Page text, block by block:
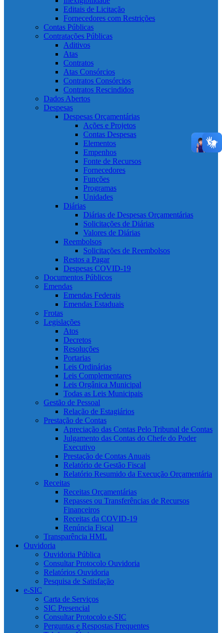
Editais de Licitação
Fornecedores com Restrições
Contas Públicas
Contratações Públicas
Aditivos
Atas
Contratos
Atas Consórcios
Contratos Consórcios
Contratos Rescindidos
Dados Abertos
Despesas
Despesas Orçamentárias
Ações e Projetos
Contas Despesas
Elementos
Empenhos
Fonte de Recursos
Fornecedores
Funções
Programas
Unidades
Diárias
Diárias de Despesas Orçamentárias
Solicitações de Diárias
Valores de Diárias
Reembolsos
Solicitações de Reembolsos
Restos a Pagar
Despesas COVID-19
Documentos Públicos
Emendas
Emendas Federais
Emendas Estaduais
Frotas
Legislações
Atos
Decretos
Resoluções
Portarias
Leis Ordinárias
Leis Complementares
Leis Orgânica Municipal
Todas as Leis Municipais
Gestão de Pessoal
Relação de Estagiários
Prestação de Contas
Apreciação das Contas Pelo Tribunal de Contas
Julgamento das Contas do Chefe do Poder
Executivo
Prestação de Contas Anuais
Relatório de Gestão Fiscal
Relatório Resumido da Execução Orçamentária
Receitas
Receitas Orçamentárias
Repasses ou Transferências de Recursos
Financeiros
Receitas da COVID-19
Renúncia Fiscal
Transparência HML
Ouvidoria
Ouvidoria Pública
Consultar Protocolo Ouvidoria
Relatórios Ouvidoria
Pesquisa de Satisfação
e-SIC
Carta de Serviços
SIC Presencial
Consultar Protocolo e-SIC
Perguntas e Respostas Frequentes